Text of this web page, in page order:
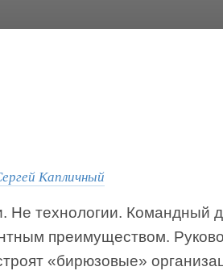
Капличный
Не технологии. Командный
преимуществом.
«бирюзовые»